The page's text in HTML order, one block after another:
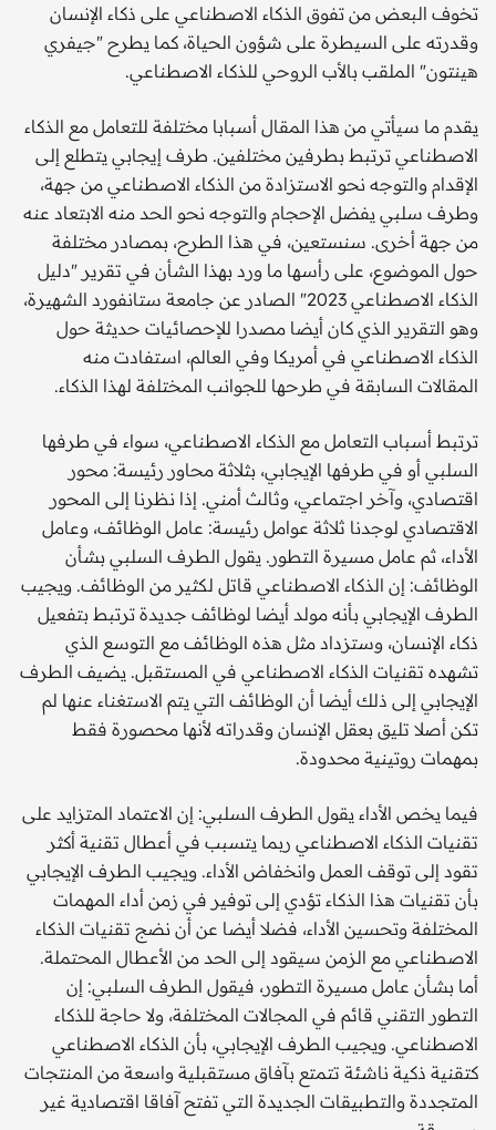
تخوف البعض من تفوق الذكاء الاصطناعي على ذكاء الإنسان
وقدرته على السيطرة على شؤون الحياة، كما يطرح "جيفري
هينتون" الملقب بالأب الروحي للذكاء الاصطناعي.
يقدم ما سيأتي من هذا المقال أسبابا مختلفة للتعامل مع الذكاء
الاصطناعي ترتبط بطرفين مختلفين. طرف إيجابي يتطلع إلى
الإقدام والتوجه نحو الاستزادة من الذكاء الاصطناعي من جهة،
وطرف سلبي يفضل الإحجام والتوجه نحو الحد منه الابتعاد عنه
من جهة أخرى. سنستعين، في هذا الطرح، بمصادر مختلفة
حول الموضوع، على رأسها ما ورد بهذا الشأن في تقرير "دليل
الذكاء الاصطناعي 2023" الصادر عن جامعة ستانفورد الشهيرة،
وهو التقرير الذي كان أيضا مصدرا للإحصائيات حديثة حول
الذكاء الاصطناعي في أمريكا وفي العالم، استفادت منه
المقالات السابقة في طرحها للجوانب المختلفة لهذا الذكاء.
ترتبط أسباب التعامل مع الذكاء الاصطناعي، سواء في طرفها
السلبي أو في طرفها الإيجابي، بثلاثة محاور رئيسة: محور
اقتصادي، وآخر اجتماعي، وثالث أمني. إذا نظرنا إلى المحور
الاقتصادي لوجدنا ثلاثة عوامل رئيسة: عامل الوظائف، وعامل
الأداء، ثم عامل مسيرة التطور. يقول الطرف السلبي بشأن
الوظائف: إن الذكاء الاصطناعي قاتل لكثير من الوظائف. ويجيب
الطرف الإيجابي بأنه مولد أيضا لوظائف جديدة ترتبط بتفعيل
ذكاء الإنسان، وستزداد مثل هذه الوظائف مع التوسع الذي
تشهده تقنيات الذكاء الاصطناعي في المستقبل. يضيف الطرف
الإيجابي إلى ذلك أيضا أن الوظائف التي يتم الاستغناء عنها لم
تكن أصلا تليق بعقل الإنسان وقدراته لأنها محصورة فقط
بمهمات روتينية محدودة.
فيما يخص الأداء يقول الطرف السلبي: إن الاعتماد المتزايد على
تقنيات الذكاء الاصطناعي ربما يتسبب في أعطال تقنية أكثر
تقود إلى توقف العمل وانخفاض الأداء. ويجيب الطرف الإيجابي
بأن تقنيات هذا الذكاء تؤدي إلى توفير في زمن أداء المهمات
المختلفة وتحسين الأداء، فضلا أيضا عن أن نضج تقنيات الذكاء
الاصطناعي مع الزمن سيقود إلى الحد من الأعطال المحتملة.
أما بشأن عامل مسيرة التطور، فيقول الطرف السلبي: إن
التطور التقني قائم في المجالات المختلفة، ولا حاجة للذكاء
الاصطناعي. ويجيب الطرف الإيجابي، بأن الذكاء الاصطناعي
كتقنية ذكية ناشئة تتمتع بآفاق مستقبلية واسعة من المنتجات
المتجددة والتطبيقات الجديدة التي تفتح آفاقا اقتصادية غير